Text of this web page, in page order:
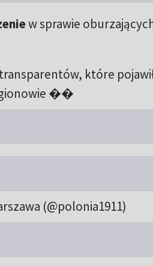
w sprawie
które
��
(@polonia1911)